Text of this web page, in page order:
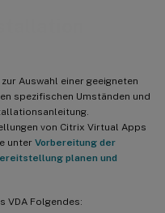
Auswahl einer geeigneten
spezifischen Umständen und
von Citrix Virtual Apps
unter Vorbereitung der
planen und
VDA Folgendes: